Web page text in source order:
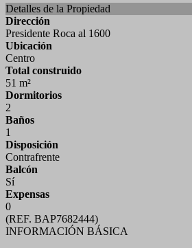
Detalles de la Propiedad
Dirección
Presidente Roca al 1600
Ubicación
Centro
Total construido
51 m²
Dormitorios
2
Baños
1
Disposición
Contrafrente
Balcón
Sí
Expensas
0
(REF. BAP7682444)
INFORMACIÓN BÁSICA